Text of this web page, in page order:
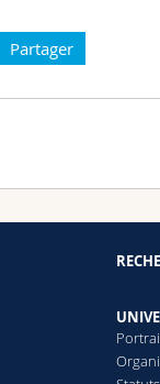
Partager